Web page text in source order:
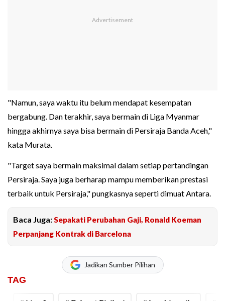
"Namun, saya waktu itu belum mendapat kesempatan
bergabung. Dan terakhir, saya bermain di Liga Myanmar
hingga akhirnya saya bisa bermain di Persiraja Banda Aceh,"
kata Murata.
"Target saya bermain maksimal dalam setiap pertandingan
Persiraja. Saya juga berharap mampu memberikan prestasi
terbaik untuk Persiraja," pungkasnya seperti dimuat Antara.
Baca Juga: Sepakati Perubahan Gaji, Ronald Koeman
Perpanjang Kontrak di Barcelona
Jadikan Sumber Pilihan
TAG